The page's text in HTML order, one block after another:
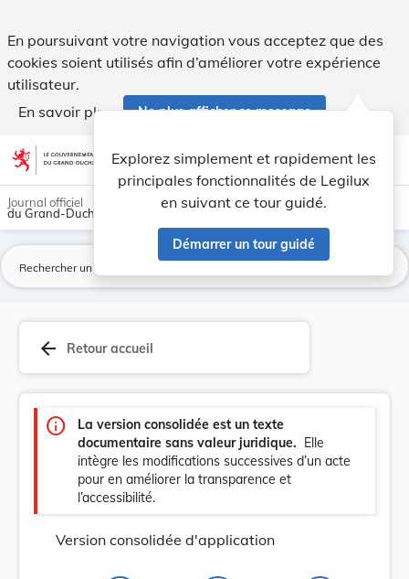
En poursuivant votre navigation vous acceptez que des
cookies soient utilisés afin d’améliorer votre expérience
utilisateur.
En savoir plus
Ne plus afficher ce message
Aller au contenu account_circle help Aide
Explorez simplement et rapidement les
principales fonctionnalités de Legilux
en suivant ce tour guidé.
Démarrer un tour guidé
light_mode dark_mode
Journal officiel
du Grand-Duché de Luxembourg
arrow_back Retour accueil
info
La version consolidée est un texte
documentaire sans valeur juridique. Elle
intègre les modifications successives d’un acte
pour en améliorer la transparence et
l’accessibilité.
Version consolidée d'application